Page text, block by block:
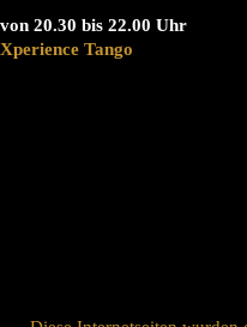
von 20.30 bis 22.00 Uhr
Xperience Tango